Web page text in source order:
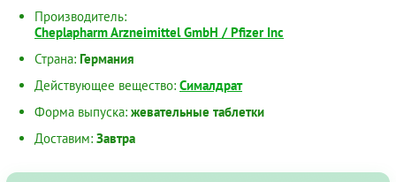
Производитель:
Cheplapharm Arzneimittel GmbH / Pfizer Inc
Страна: Германия
Действующее вещество: Сималдрат
Форма выпуска: жевательные таблетки
Доставим: Завтра